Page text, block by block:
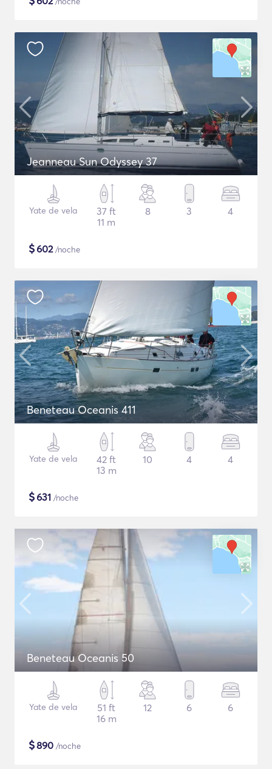
Jeanneau Sun Odyssey 37
Yate de vela
37 ft
11 m
8 3 4
$602/noche
Beneteau Oceanis 411
Yate de vela
42 ft
13 m
10 4 4
$631 /noche
Beneteau Oceanis 50
Yate de vela
51 ft
16 m
12 6 6
$890 /noche